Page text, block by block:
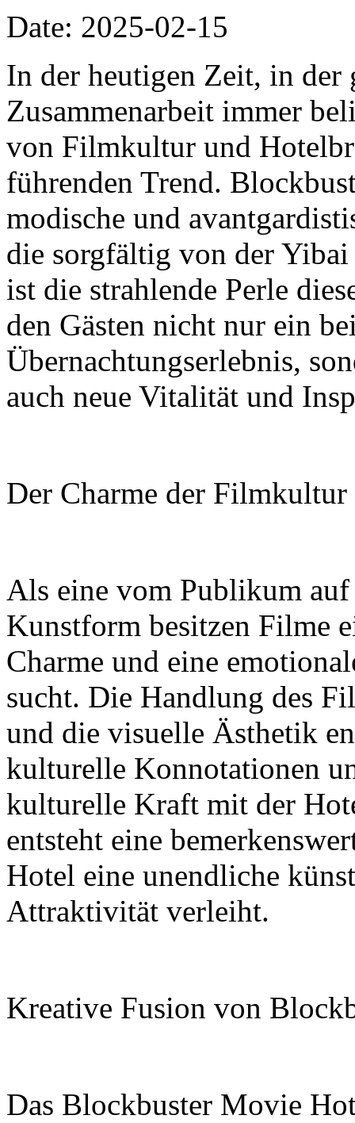
Date: 2025-02-15
In der heutigen Zeit, in der
Zusammenarbeit immer
von Filmkultur und
führenden Trend.
modische und
die sorgfältig von der
ist die strahlende Perle
den Gästen nicht nur ein
Übernachtungserlebnis,
auch neue Vitalität und
Der Charme der
Als eine vom Publikum
Kunstform besitzen Filme
Charme und eine
sucht. Die Handlung des
und die visuelle Ästhetik
kulturelle Konnotationen
kulturelle Kraft mit der
entsteht eine
Hotel eine unendliche
Attraktivität verleiht.
Kreative Fusion von
Das Blockbuster Movie